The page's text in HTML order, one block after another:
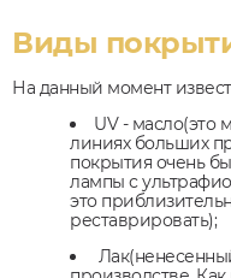
Виды
На данный момент
UV - масло(это
линиях больших
покрытия очень
лампы с
это
реставрировать);